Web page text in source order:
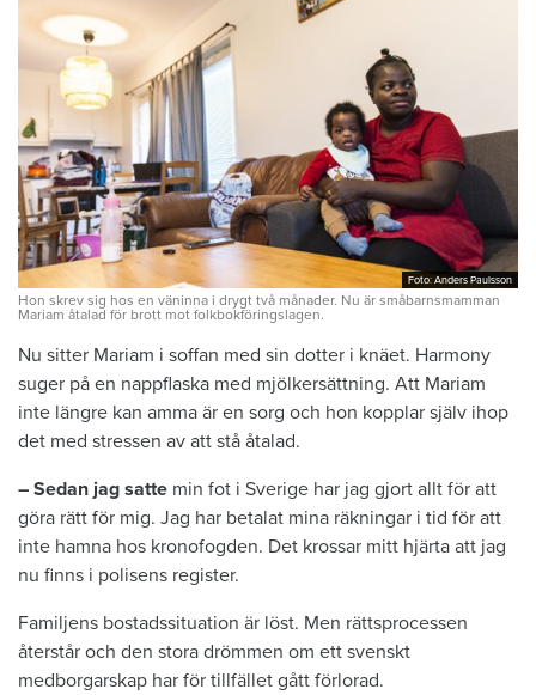
Foto: Anders Paulsson
Foto: Anders Paulsson
Hon skrev sig hos en väninna i drygt två månader. Nu är småbarns­mamman
Mariam åtalad för brott mot folkbok­föringslagen.
Nu sitter Mariam i soffan med sin ­dotter i knäet. Harmony
suger på en nappflaska med mjölkersättning. Att Mariam
inte längre kan amma är en sorg och hon kopplar själv ihop
det med stressen av att stå åtalad.
– Sedan jag satte min fot i Sverige har jag gjort allt för att
göra rätt för mig. Jag har betalat mina räkningar i tid för att
inte hamna hos kronofogden. Det krossar mitt hjärta att jag
nu finns i polisens register.
Familjens bostadssituation är löst. Men rättsprocessen
återstår och den stora drömmen om ett svenskt
medborgarskap har för tillfället gått förlorad.